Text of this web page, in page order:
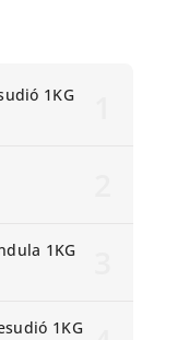
1KG
1KG
1KG